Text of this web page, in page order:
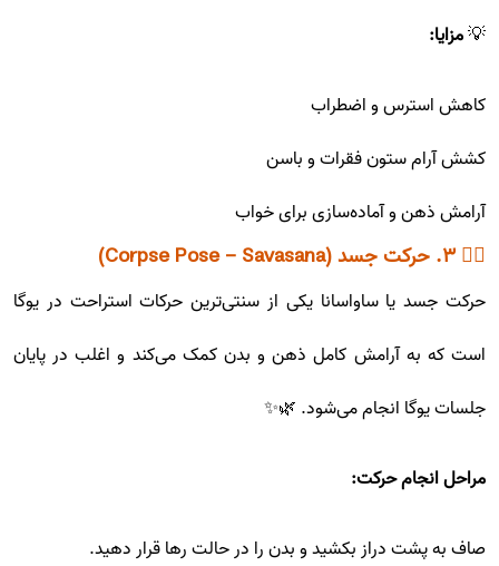
💡مزایا:
کاهش استرس و اضطراب
کشش آرام ستون فقرات و باسن
آرامش ذهن و آماده‌سازی برای خواب
🧘‍♂️ ۳. حرکت جسد (Corpse Pose - Savasana)
حرکت جسد یا ساواسانا یکی از سنتی‌ترین حرکات استراحت در یوگا
است که به آرامش کامل ذهن و بدن کمک می‌کند و اغلب در پایان
جلسات یوگا انجام می‌شود. 🌿✨
مراحل انجام حرکت:
صاف به پشت دراز بکشید و بدن را در حالت رها قرار دهید.